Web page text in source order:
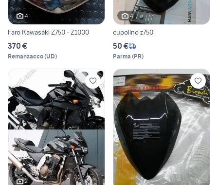
4
Faro Kawasaki Z750 - Z1000
370 €
Remanzacco(UD)
4
cupolino z750
50 €
Parma (PR)
2